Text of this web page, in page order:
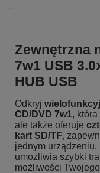
Zewnętrzna
7w1 USB
HUB USB
Odkryj
CD/DVD 7w1,
ale także oferuje
kart SD/TF,
jednym
umożliwia szybki
możliwości